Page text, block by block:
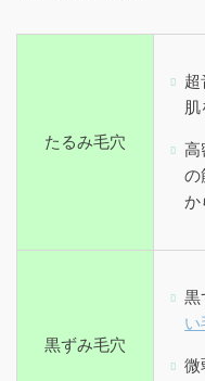
たるみ毛穴
超
肌
高
の
か
黒ずみ毛穴
黒
い
微